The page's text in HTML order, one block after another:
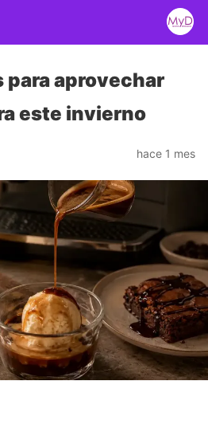
para aprovechar
este invierno
hace 1 mes